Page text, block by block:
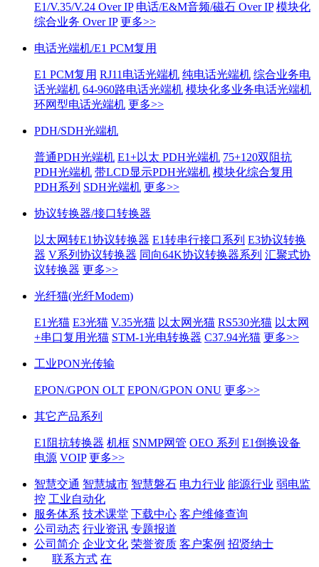
E1/V.35/V.24 Over IP 电话/E&M音频/磁石 Over IP 模块化
综合业务 Over IP 更多>>
电话光端机/E1 PCM复用
E1 PCM复用 RJ11电话光端机 纯电话光端机 综合业务电
话光端机 64-960路电话光端机 模块化多业务电话光端机
环网型电话光端机 更多>>
PDH/SDH光端机
普通PDH光端机 E1+以太 PDH光端机 75+120双阻抗
PDH光端机 带LCD显示PDH光端机 模块化综合复用
PDH系列 SDH光端机 更多>>
协议转换器/接口转换器
以太网转E1协议转换器 E1转串行接口系列 E3协议转换
器 V系列协议转换器 同向64K协议转换器系列 汇聚式协
议转换器 更多>>
光纤猫(光纤Modem)
E1光猫 E3光猫 V.35光猫 以太网光猫 RS530光猫 以太网
+串口复用光猫 STM-1光电转换器 C37.94光猫 更多>>
工业PON光传输
EPON/GPON OLT EPON/GPON ONU 更多>>
其它产品系列
E1阻抗转换器 机框 SNMP网管 OEO 系列 E1倒换设备
电源 VOIP 更多>>
智慧交通 智慧城市 智慧磐石 电力行业 能源行业 弱电监
控 工业自动化
服务体系 技术课堂 下载中心 客户维修查询
公司动态 行业资讯 专题报道
公司简介 企业文化 荣誉资质 客户案例 招贤纳士
联系方式 在